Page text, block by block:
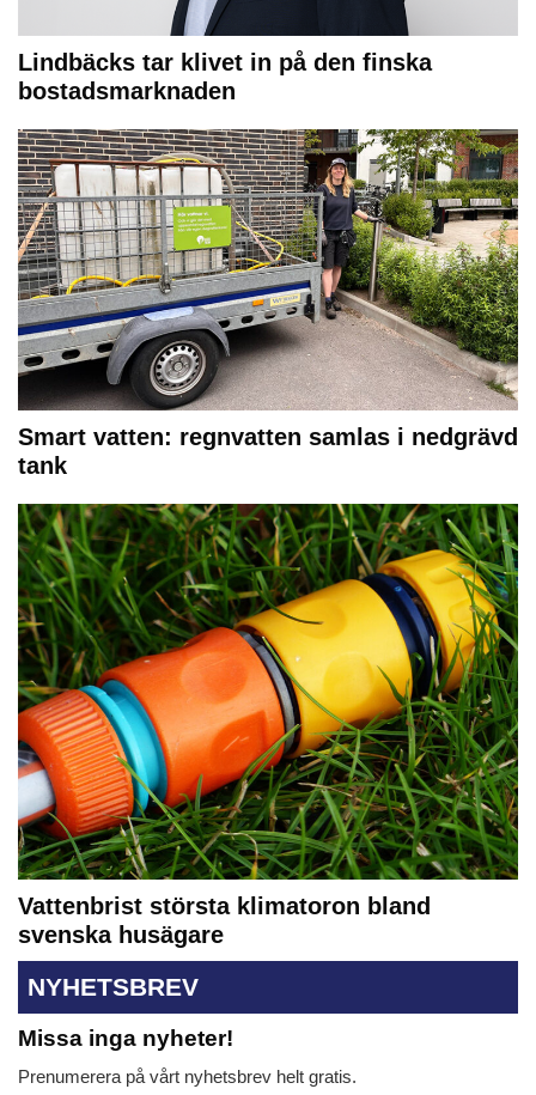
Lindbäcks tar klivet in på den finska
bostadsmarknaden
Smart vatten: regnvatten samlas i nedgrävd
tank
Vattenbrist största klimatoron bland
svenska husägare
NYHETSBREV
Missa inga nyheter!
Prenumerera på vårt nyhetsbrev helt gratis.